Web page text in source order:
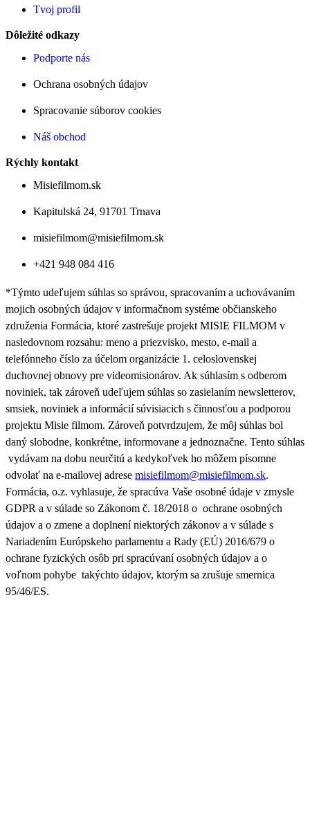
Tvoj profil
Dôležité odkazy
Podporte nás
Ochrana osobných údajov
Spracovanie súborov cookies
Náš obchod
Rýchly kontakt
Misiefilmom.sk
Kapitulská 24, 91701 Trnava
misiefilmom@misiefilmom.sk
+421 948 084 416
*Týmto udeľujem súhlas so správou, spracovaním a uchovávaním
mojich osobných údajov v informačnom systéme občianskeho
združenia Formácia, ktoré zastrešuje projekt MISIE FILMOM v
nasledovnom rozsahu: meno a priezvisko, mesto, e-mail a
telefónneho číslo za účelom organizácie 1. celoslovenskej
duchovnej obnovy pre videomisionárov. Ak súhlasím s odberom
noviniek, tak zároveň udeľujem súhlas so zasielaním newsletterov,
smsiek, noviniek a informácií súvisiacich s činnosťou a podporou
projektu Misie filmom. Zároveň potvrdzujem, že môj súhlas bol
daný slobodne, konkrétne, informovane a jednoznačne. Tento súhlas
vydávam na dobu neurčitú a kedykoľvek ho môžem písomne
odvolať na e-mailovej adrese misiefilmom@misiefilmom.sk.
Formácia, o.z. vyhlasuje, že spracúva Vaše osobné údaje v zmysle
GDPR a v súlade so Zákonom č. 18/2018 o ochrane osobných
údajov a o zmene a doplnení niektorých zákonov a v súlade s
Nariadením Európskeho parlamentu a Rady (EÚ) 2016/679 o
ochrane fyzických osôb pri spracúvaní osobných údajov a o
voľnom pohybe takýchto údajov, ktorým sa zrušuje smernica
95/46/ES.